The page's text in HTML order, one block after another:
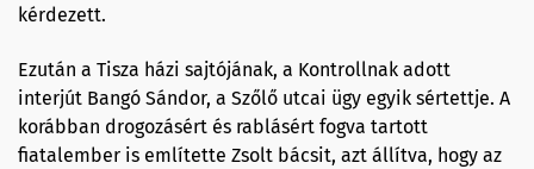
kérdezett.
Ezután a Tisza házi sajtójának, a Kontrollnak adott
interjút Bangó Sándor, a Szőlő utcai ügy egyik sértettje. A
korábban drogozásért és rablásért fogva tartott
fiatalember is említette Zsolt bácsit, azt állítva, hogy az